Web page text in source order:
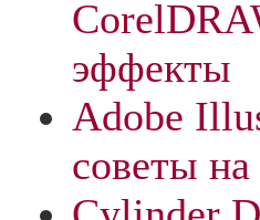
эффекты
Adobe
советы